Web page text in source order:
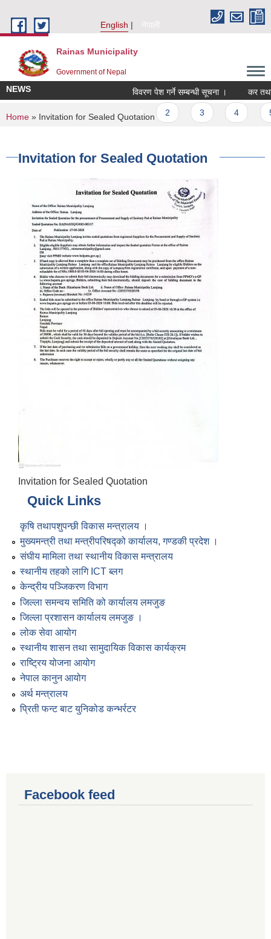
English
नेपाली
Rainas Municipality
Government of Nepal
NEWS विवरण पेश गर्ने सम्बन्धी सूचना । कर
Pages
1
You are here
Home » Invitation for Sealed Quotation
Invitation for Sealed Quotation
Invitation for Sealed Quotation
Quick Links
कृषि तथापशुपन्छी विकास मन्त्रालय ।
मुख्यमन्त्री तथा मन्त्रीपरिषद्को कार्यालय, गण्डकी प्रदेश ।
संघीय मामिला तथा स्थानीय विकास मन्त्रालय
स्थानीय तहको लागि ICT ब्लग
केन्द्रीय पञ्जिकरण विभाग
जिल्ला समन्वय समिति को कार्यालय लमजुङ
जिल्ला प्रशासन कार्यालय लमजुङ ।
लोक सेवा आयोग
स्थानीय शासन तथा सामुदायिक विकास कार्यक्रम
राष्ट्रिय योजना आयोग
नेपाल कानुन आयोग
अर्थ मन्त्रालय
प्रिती फन्ट बाट युनिकोड कन्भर्रटर
Facebook feed